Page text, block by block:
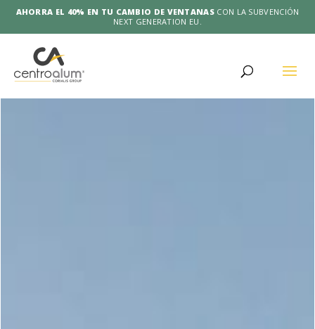
AHORRA EL 40% EN TU CAMBIO DE VENTANAS CON LA SUBVENCIÓN
NEXT GENERATION EU.